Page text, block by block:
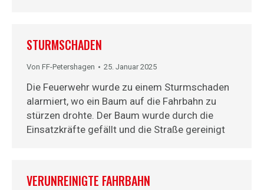
STURMSCHADEN
Von FF-Petershagen 25. Januar 2025
Die Feuerwehr wurde zu einem Sturmschaden
alarmiert, wo ein Baum auf die Fahrbahn zu
stürzen drohte. Der Baum wurde durch die
Einsatzkräfte gefällt und die Straße gereinigt
VERUNREINIGTE FAHRBAHN